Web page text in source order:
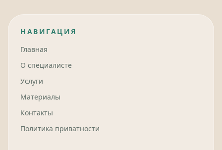
НАВИГАЦИЯ
Главная
О специалисте
Услуги
Материалы
Контакты
Политика приватности